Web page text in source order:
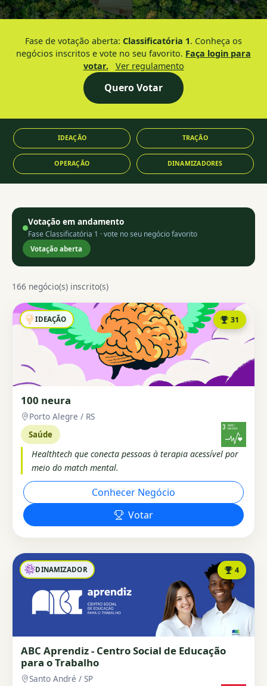
Fase de votação aberta: Classificatória 1. Conheça os
negócios inscritos e vote no seu favorito. Faça login para
votar.
Ver regulamento
Quero Votar
IDEAÇÃO TRAÇÃO
OPERAÇÃO DINAMIZADORES
Votação em andamento
Fase Classificatória 1 · vote no seu negócio favorito
Votação aberta
166 negócio(s) inscrito(s)
IDEAÇÃO 31
100 neura
Porto Alegre / RS
Saúde
Healthtech que conecta pessoas à terapia acessível por
meio do match mental.
Conhecer Negócio
Votar
DINAMIZADOR 4
ABC Aprendiz - Centro Social de Educação
para o Trabalho
Santo André / SP